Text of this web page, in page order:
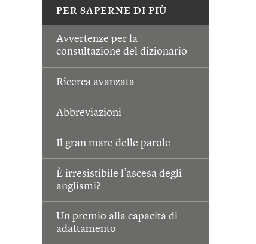
PER SAPERNE DI PIÙ
Avvertenze per la
consultazione del dizionario
Ricerca avanzata
Abbreviazioni
Il gran mare delle parole
È irresistibile l’ascesa degli
anglismi?
Un premio alla capacità di
adattamento